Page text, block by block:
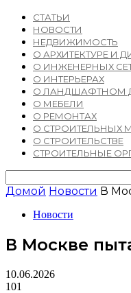
СТАТЬИ
НОВОСТИ
НЕДВИЖИМОСТЬ
О АРХИТЕКТУРЕ И
О ИНЖЕНЕРНЫХ
О ИНТЕРЬЕРАХ
О ЛАНДШАФТНОМ
О МЕБЕЛИ
О РЕМОНТАХ
О СТРОИТЕЛЬНЫХ
О СТРОИТЕЛЬСТВЕ
СТРОИТЕЛЬНЫЕ
Домой Новости В
Новости
В Москве
10.06.2026
101